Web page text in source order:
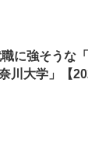
職に強そうな
大学」【